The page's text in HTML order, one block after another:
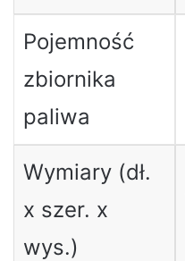
Pojemność
zbiornika
paliwa
Wymiary (dł.
x szer. x
wys.)